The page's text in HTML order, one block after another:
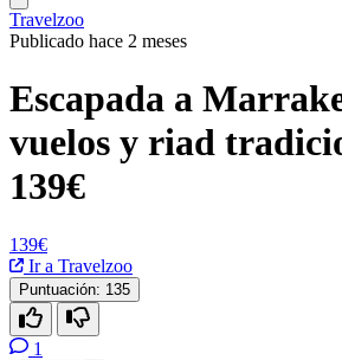
Travelzoo
Publicado hace 2 meses
Escapada a
vuelos y riad
139€
139€
Ir a Travelzoo
Puntuación: 135
1